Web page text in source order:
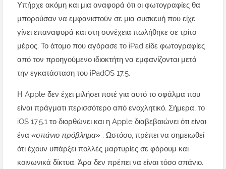
Υπήρχε ακόμη και μια αναφορά ότι οι φωτογραφίες θα
μπορούσαν να εμφανιστούν σε μια συσκευή που είχε
γίνει επαναφορά και στη συνέχεια πωλήθηκε σε τρίτο
μέρος. Το άτομο που αγόρασε το iPad είδε φωτογραφίες
από τον προηγούμενο ιδιοκτήτη να εμφανίζονται μετά
την εγκατάσταση του iPadOS 17.5.
Η Apple δεν έχει μιλήσει ποτέ για αυτό το σφάλμα που
είναι πράγματι περισσότερο από ενοχλητικό. Σήμερα, το
iOS 17.5.1 το διορθώνει και η Apple διαβεβαιώνει ότι είναι
ένα «σπάνιο πρόβλημα» . Ωστόσο, πρέπει να σημειωθεί
ότι έχουν υπάρξει πολλές μαρτυρίες σε φόρουμ και
κοινωνικά δίκτυα. Άρα δεν πρέπει να είναι τόσο σπάνιο.